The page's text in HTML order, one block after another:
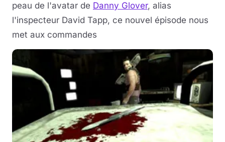
peau de l'avatar de Danny Glover, alias
l'inspecteur David Tapp, ce nouvel épisode nous
met aux commandes